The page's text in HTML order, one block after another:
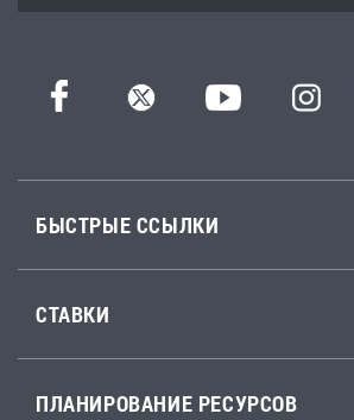
БЫСТРЫЕ ССЫЛКИ
СТАВКИ
ПЛАНИРОВАНИЕ РЕСУРСОВ